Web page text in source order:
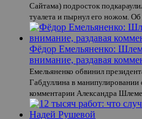
Сайтама) подросток
туалета и пырнул его ножом.
Фёдор Емельяненко:
внимание, раздавая
Емельяненко обвинил
Габдуллина в
комментарии Александра